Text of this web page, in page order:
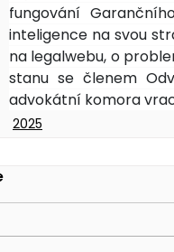
fungování
inteligence na svou
na legalwebu, o
stanu se členem
advokátní komora
2025